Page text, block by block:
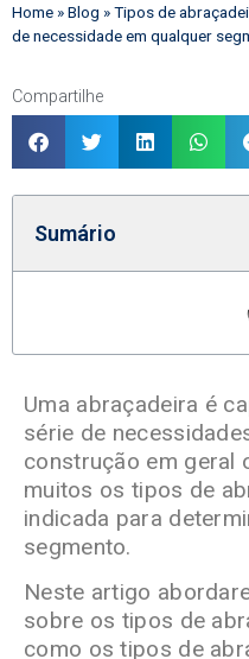
Home »Blog »Tipos de
de necessidade em qualquer
Compartilhe
Sumário
Uma abraçadeira é
série de
construção em geral
muitos os tipos de
indicada para
segmento.
Neste artigo
sobre os tipos de
como os tipos de